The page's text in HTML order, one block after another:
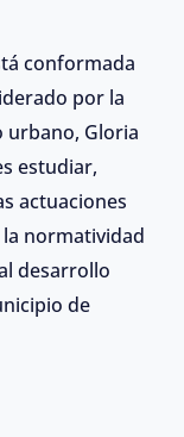
conformada
por la
urbano, Gloria
estudiar,
actuaciones
normatividad
desarrollo
de